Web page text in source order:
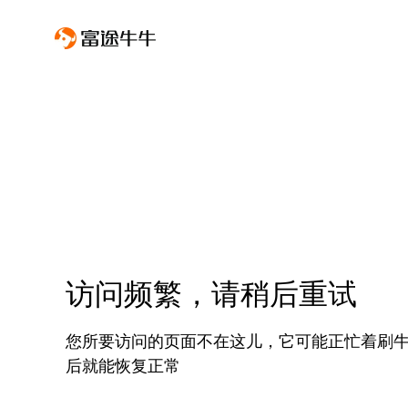
访问频繁，请稍后重试
您所要访问的页面不在这儿，它可能正忙着刷
后就能恢复正常